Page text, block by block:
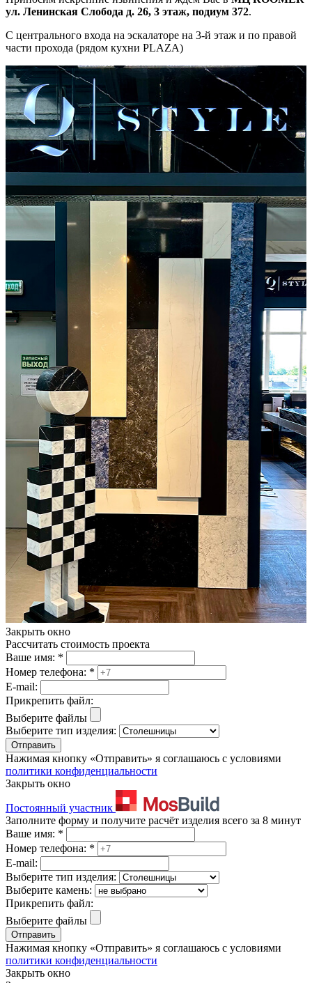
ул. Ленинская Слобода д. 26, 3 этаж, подиум 372.
С центрального входа на эскалаторе на 3-й этаж и по правой
части прохода (рядом кухни PLAZA)
Закрыть окно
Рассчитать стоимость проекта
Ваше имя: *
Номер телефона: *
E-mail:
Прикрепить файл:
Выберите файлы
Выберите тип изделия:
Отправить
Нажимая кнопку «Отправить» я соглашаюсь с условиями
политики конфиденциальности
Закрыть окно
Постоянный участник
Заполните форму и получите расчёт изделия всего за 8 минут
Ваше имя: *
Номер телефона: *
E-mail:
Выберите тип изделия:
Выберите камень:
Прикрепить файл:
Выберите файлы
Отправить
Нажимая кнопку «Отправить» я соглашаюсь с условиями
политики конфиденциальности
Закрыть окно